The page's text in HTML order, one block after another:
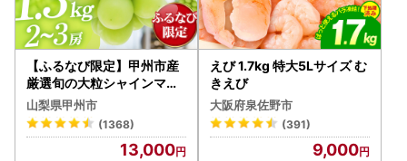
【ふるなび限定】甲州市産
厳選旬の大粒シャインマス
カット 約1.3kg 2～3房【2
026年発送】（MG）B12-
472 FN-Limited-VO シャ
インマスカット フルーツ
山梨県甲州市
(1368)
13,000
えび 1.7kg 特大5Lサイズ む
きえび
大阪府泉佐野市
(391)
9,000